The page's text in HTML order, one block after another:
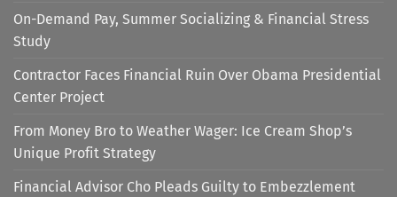
On-Demand Pay, Summer Socializing & Financial Stress
Study
Contractor Faces Financial Ruin Over Obama Presidential
Center Project
From Money Bro to Weather Wager: Ice Cream Shop’s
Unique Profit Strategy
Financial Advisor Cho Pleads Guilty to Embezzlement